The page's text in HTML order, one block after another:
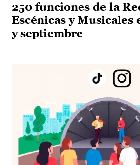
250 funciones de la
Escénicas y Musicales
y septiembre